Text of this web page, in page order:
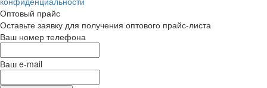
Оптовый прайс
Оставьте заявку для получения оптового прайс-листа
Ваш номер телефона
Ваш e-mail